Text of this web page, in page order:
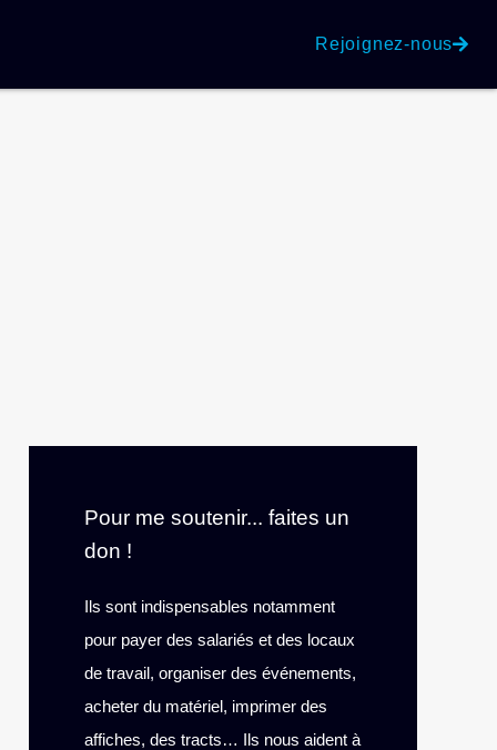
Rejoignez-nous
Pour me soutenir... faites un
don !
Ils sont indispensables notamment
pour payer des salariés et des locaux
de travail, organiser des événements,
acheter du matériel, imprimer des
affiches, des tracts… Ils nous aident à